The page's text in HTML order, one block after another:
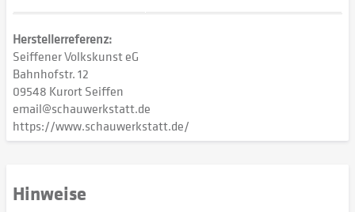
Herstellerreferenz:
Seiffener Volkskunst eG
Bahnhofstr. 12
09548 Kurort Seiffen
email@schauwerkstatt.de
https://www.schauwerkstatt.de/
Hinweise